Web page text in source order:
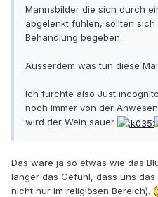
Mannsbilder die sich durch
abgelenkt fühlen, sollten
Behandlung begeben.
Ausserdem was tun diese
Ich fürchte also Just
noch immer von der
wird der Wein sauer
Das wäre ja so etwas wie das
länger das Gefühl, dass uns
nicht nur im religiösen Bereich).